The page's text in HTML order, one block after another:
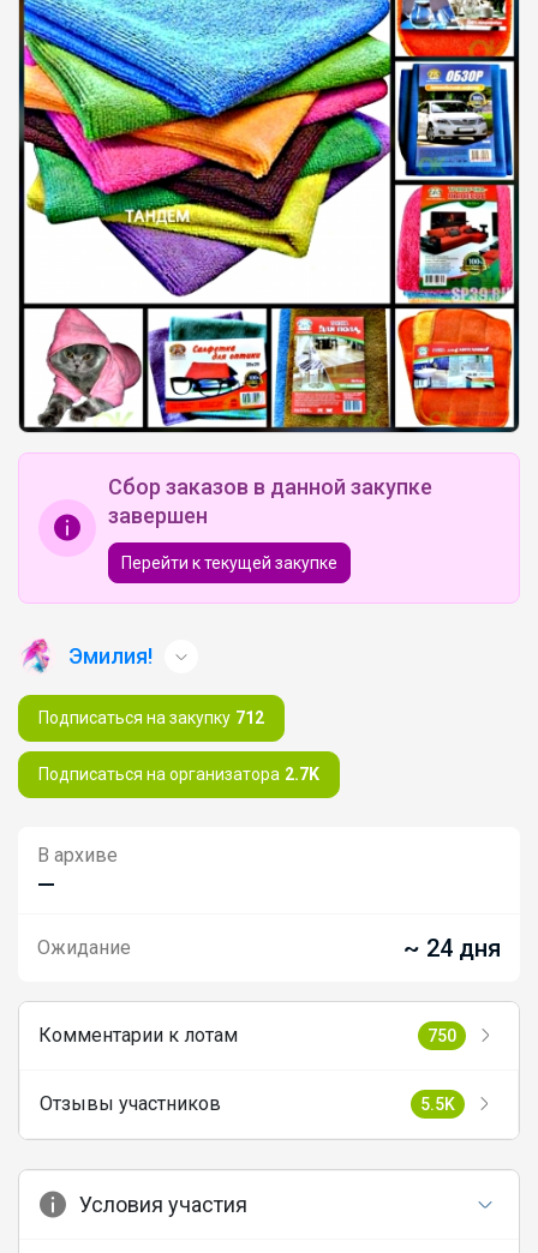
Сбор заказов в данной закупке
завершен
Перейти к текущей закупке
Эмилия!
Подписаться на закупку 712
Подписаться на организатора 2.7K
В архиве
—
Ожидание ~ 24 дня
Комментарии к лотам 750
Отзывы участников 5.5K
Условия участия